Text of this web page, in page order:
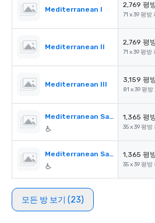
Mediterranean I
2,769 평
71 x 39 평방
Mediterranean II
2,769 평
71 x 39 평방
Mediterranean III
3,159 평
81 x 39 평방
Mediterranean Salon A 1,365 평
35 x 39 평방
Mediterranean Salon B 1,365 평
35 x 39 평방
모든 방 보기 (23)